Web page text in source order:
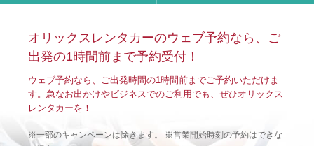
オリックスレンタカーのウェブ予約なら、ご
出発の1時間前まで予約受付！
ウェブ予約なら、ご出発時間の1時間前までご予約いただけま
す。急なお出かけやビジネスでのご利用でも、ぜひオリックス
レンタカーを！
※一部のキャンペーンは除きます。 ※営業開始時刻の予約はできな